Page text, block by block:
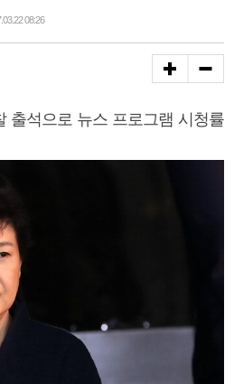
08:26
출석으로 뉴스 프로그램 시청률